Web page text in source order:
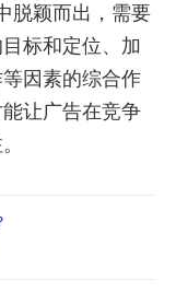
脱颖而出，需要
标和定位、加
因素的综合作
让广告在竞争